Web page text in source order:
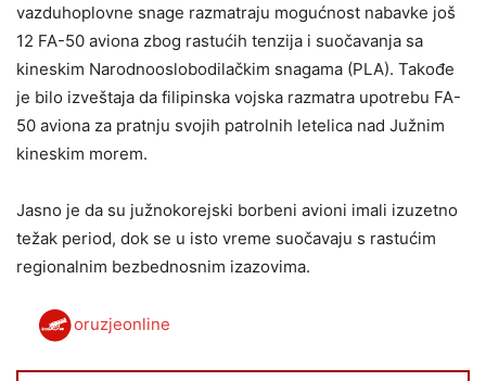
vazduhoplovne snage razmatraju mogućnost nabavke još
12 FA-50 aviona zbog rastućih tenzija i suočavanja sa
kineskim Narodnooslobodilačkim snagama (PLA). Takođe
je bilo izveštaja da filipinska vojska razmatra upotrebu FA-
50 aviona za pratnju svojih patrolnih letelica nad Južnim
kineskim morem.
Jasno je da su južnokorejski borbeni avioni imali izuzetno
težak period, dok se u isto vreme suočavaju s rastućim
regionalnim bezbednosnim izazovima.
oruzjeonline